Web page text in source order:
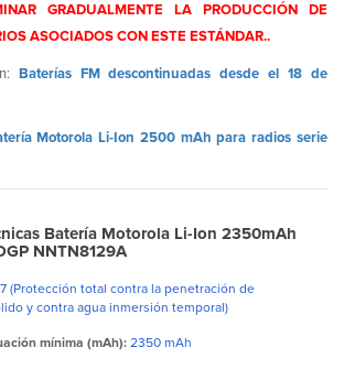
GRADUALMENTE LA PRODUCCIÓN DE
ASOCIADOS CON ESTE ESTÁNDAR..
Baterías FM descontinuadas desde el 18 de
Motorola Li-Ion 2500 mAh para radios serie
Batería Motorola Li-Ion 2350mAh
NNTN8129A
(Protección total contra la penetración de
y contra agua inmersión temporal)
mínima (mAh): 2350 mAh